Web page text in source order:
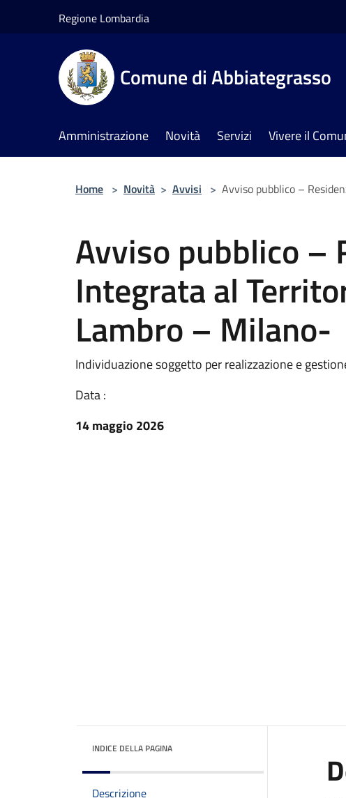
Regione Lombardia
Comune di Abbiategrasso
Amministrazione Novità Servizi Vivere il
Home > Novità > Avvisi > Avviso pubblico –
Avviso pubblico –
Integrata al
Lambro – Milano-
Individuazione soggetto per realizzazione e
Data :
14 maggio 2026
INDICE DELLA PAGINA
Descrizione